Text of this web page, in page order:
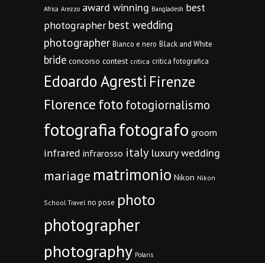
Africa Arezzo award winning Bangladesh best
photographer best wedding
photographer Bianco e nero Black and White
bride concorso contest critica critica fotografica
Edoardo Agresti Firenze
Florencefoto fotogiornalismo
fotografiafotografo groom
infrared infrarosso italy luxury wedding
mariage matrimonio Nikon Nikon
School Travel no pose photo
photographer
photography Polaris